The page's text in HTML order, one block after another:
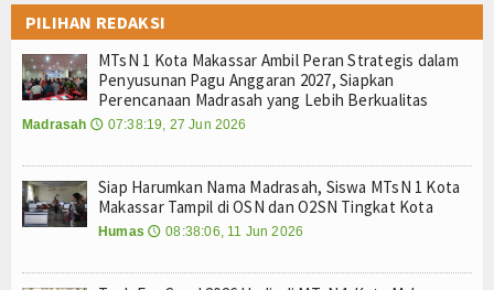
Setiap Mata Pelajaran
Zona Integritas(ZI)
Kampanye ZI
Adiwiyata
Tim Adiwiyata
PILIHAN REDAKSI
MTsN 1 Kota Makassar Ambil Peran Strategis dalam
Penyusunan Pagu Anggaran 2027, Siapkan
Perencanaan Madrasah yang Lebih Berkualitas
Madrasah 🕔 07:38:19, 27 Jun 2026
Siap Harumkan Nama Madrasah, Siswa MTsN 1 Kota
Makassar Tampil di OSN dan O2SN Tingkat Kota
Humas 🕔 08:38:06, 11 Jun 2026